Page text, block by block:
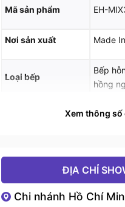
Mã sản phẩm EH-
Nơi sản xuất Made
Loại bếp
Bếp
hồng
2 bảng
Tính năng
Cảnh
Khóa
Xem thông số
ĐỊA CHỈ
Chi nhánh Hồ Chí